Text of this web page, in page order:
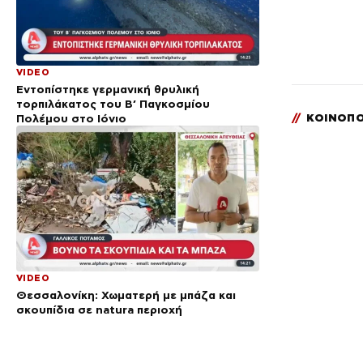
VIDEO
Εντοπίστηκε γερμανική θρυλική
τορπιλάκατος του Β’ Παγκοσμίου
Πολέμου στο Ιόνιο
VIDEO
Θεσσαλονίκη: Χωματερή με μπάζα και
σκουπίδια σε natura περιοχή
//